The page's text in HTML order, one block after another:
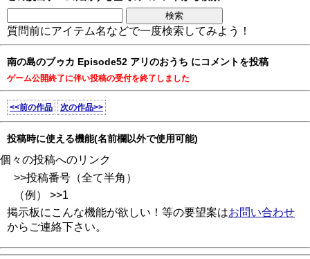
質問前にアイテム名などで一度検索してみよう！
南の島のブゥカ Episode52 アリのおうち にコメントを投稿
ゲーム公開終了に伴い投稿の受付を終了しました
<<前の作品 次の作品>>
投稿時に使える機能(名前欄以外で使用可能)
個々の投稿へのリンク
>>投稿番号（全て半角）
（例） >>1
掲示板にこんな機能が欲しい！等の要望案はお問い合わせ
からご連絡下さい。